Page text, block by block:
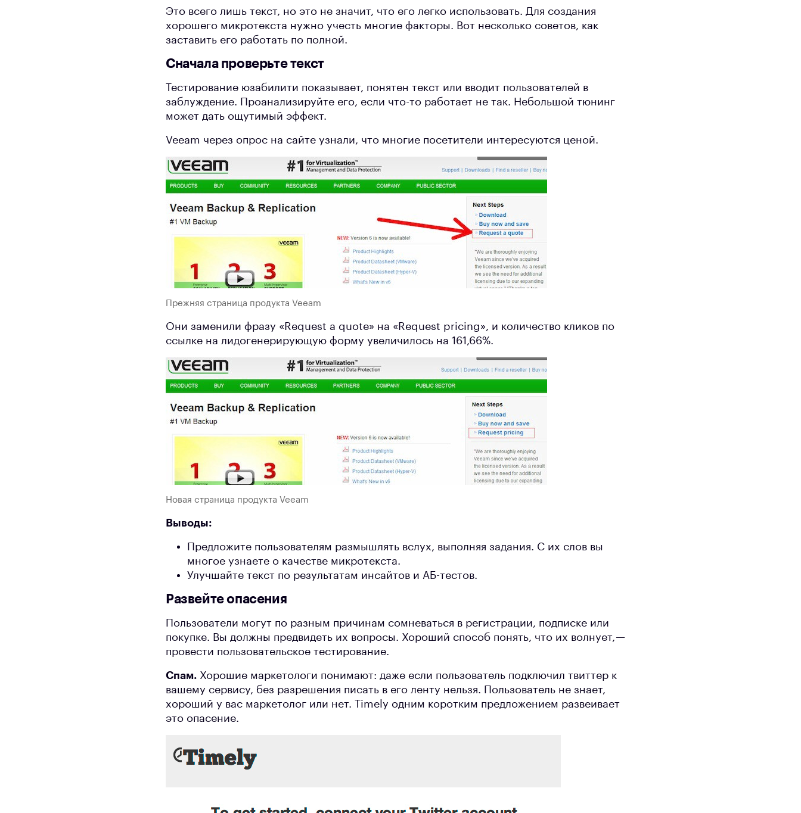
Это всего лишь текст, но это не значит, что его легко использовать. Для создания
хорошего микротекста нужно учесть многие факторы. Вот несколько советов, как
заставить его работать по полной.
Сначала проверьте текст
Тестирование юзабилити показывает, понятен текст или вводит пользователей в
заблуждение. Проанализируйте его, если что-то работает не так. Небольшой тюнинг
может дать ощутимый эффект.
Veeam через опрос на сайте узнали, что многие посетители интересуются ценой.
Прежняя страница продукта Veeam
Они заменили фразу «Request a quote» на «Request pricing», и количество кликов по
ссылке на лидогенерирующую форму увеличилось на 161,66%.
Новая страница продукта Veeam
Выводы:
Предложите пользователям размышлять вслух, выполняя задания. С их слов вы
многое узнаете о качестве микротекста.
Улучшайте текст по результатам инсайтов и АБ-тестов.
Развейте опасения
Пользователи могут по разным причинам сомневаться в регистрации, подписке или
покупке. Вы должны предвидеть их вопросы. Хороший способ понять, что их волнует, —
провести пользовательское тестирование.
Спам. Хорошие маркетологи понимают: даже если пользователь подключил твиттер к
вашему сервису, без разрешения писать в его ленту нельзя. Пользователь не знает,
хороший у вас маркетолог или нет. Timely одним коротким предложением развеивает
это опасение.